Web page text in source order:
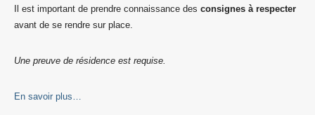
Il est important de prendre connaissance des consignes à respecter
avant de se rendre sur place.
Une preuve de résidence est requise.
En savoir plus…